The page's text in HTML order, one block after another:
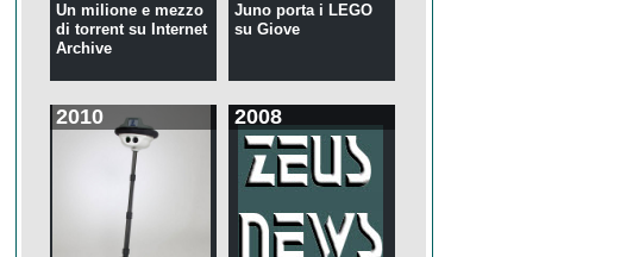
Un milione e mezzo
di torrent su Internet
Archive
Juno porta i LEGO
su Giove
2010 2008